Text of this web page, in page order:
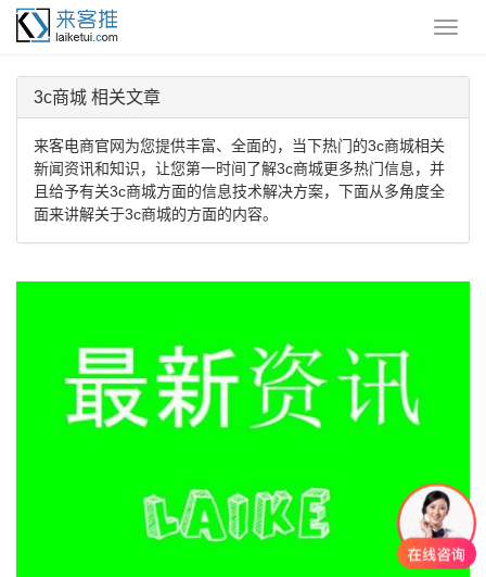
3c商城 相关文章
来客电商官网为您提供丰富、全面的，当下热门的3c商城相关
新闻资讯和知识，让您第一时间了解3c商城更多热门信息，并
且给予有关3c商城方面的信息技术解决方案，下面从多角度全
面来讲解关于3c商城的方面的内容。